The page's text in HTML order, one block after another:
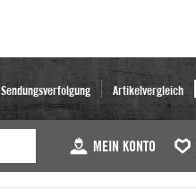
Sendungsverfolgung Artikelvergleich
MEIN KONTO